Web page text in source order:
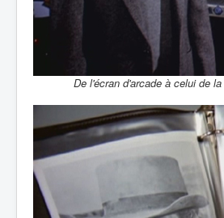
De l'écran d'arcade à celui de